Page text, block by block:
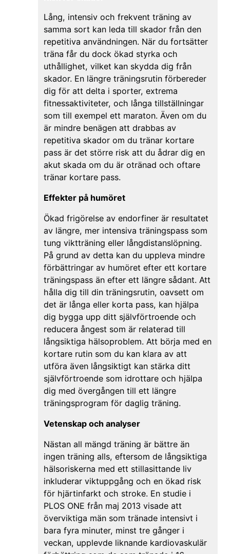
Lång, intensiv och frekvent träning av
samma sort kan leda till skador från den
repetitiva användningen. När du fortsätter
träna får du dock ökad styrka och
uthållighet, vilket kan skydda dig från
skador. En längre träningsrutin förbereder
dig för att delta i sporter, extrema
fitnessaktiviteter, och långa tillställningar
som till exempel ett maraton. Även om du
är mindre benägen att drabbas av
repetitiva skador om du tränar kortare
pass är det större risk att du ådrar dig en
akut skada om du är otränad och oftare
tränar kortare pass.
Effekter på humöret
Ökad frigörelse av endorfiner är resultatet
av längre, mer intensiva träningspass som
tung viktträning eller långdistanslöpning.
På grund av detta kan du uppleva mindre
förbättringar av humöret efter ett kortare
träningspass än efter ett längre sådant. Att
hålla dig till din träningsrutin, oavsett om
det är långa eller korta pass, kan hjälpa
dig bygga upp ditt självförtroende och
reducera ångest som är relaterad till
långsiktiga hälsoproblem. Att börja med en
kortare rutin som du kan klara av att
utföra även långsiktigt kan stärka ditt
självförtroende som idrottare och hjälpa
dig med övergången till ett längre
träningsprogram för daglig träning.
Vetenskap och analyser
Nästan all mängd träning är bättre än
ingen träning alls, eftersom de långsiktiga
hälsoriskerna med ett stillasittande liv
inkluderar viktuppgång och en ökad risk
för hjärtinfarkt och stroke. En studie i
PLOS ONE från maj 2013 visade att
överviktiga män som tränade intensivt i
bara fyra minuter, minst tre gånger i
veckan, upplevde liknande kardiovaskulär